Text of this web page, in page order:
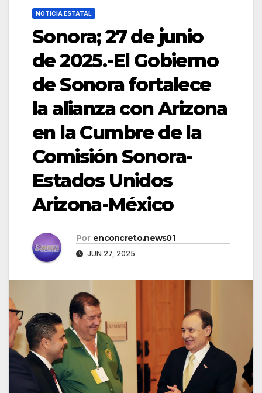
NOTICIA ESTATAL
Sonora; 27 de junio
de 2025.-El Gobierno
de Sonora fortalece
la alianza con Arizona
en la Cumbre de la
Comisión Sonora-
Estados Unidos
Arizona-México
Por enconcreto.news01
JUN 27, 2025